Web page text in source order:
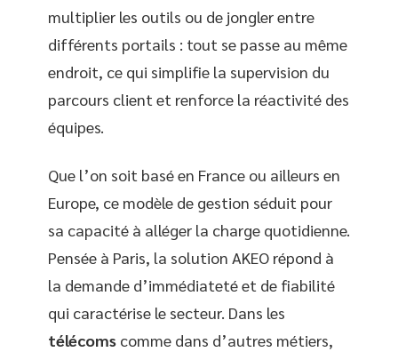
multiplier les outils ou de jongler entre
différents portails : tout se passe au même
endroit, ce qui simplifie la supervision du
parcours client et renforce la réactivité des
équipes.
Que l’on soit basé en France ou ailleurs en
Europe, ce modèle de gestion séduit pour
sa capacité à alléger la charge quotidienne.
Pensée à Paris, la solution AKEO répond à
la demande d’immédiateté et de fiabilité
qui caractérise le secteur. Dans les
télécoms comme dans d’autres métiers,